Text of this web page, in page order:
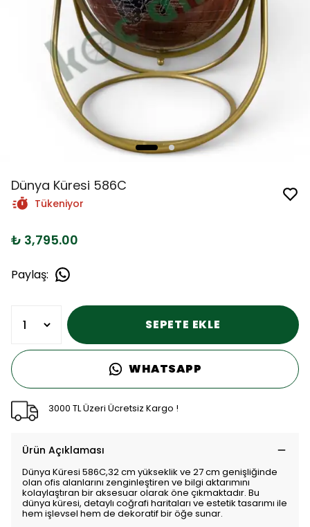
Dünya Küresi 586C
Tükeniyor
₺ 3,795.00
Paylaş:
SEPETE EKLE
WHATSAPP
3000 TL Üzeri Ücretsiz Kargo !
Ürün Açıklaması
Dünya Küresi 586C,32 cm yükseklik ve 27 cm genişliğinde
olan ofis alanlarını zenginleştiren ve bilgi aktarımını
kolaylaştıran bir aksesuar olarak öne çıkmaktadır. Bu
dünya küresi, detaylı coğrafi haritaları ve estetik tasarımı ile
hem işlevsel hem de dekoratif bir öğe sunar.